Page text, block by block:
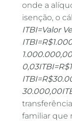
onde a
isenção, o
ITBI=Valor Ve
0,03ITBI=R
30.000,00I
familiar que